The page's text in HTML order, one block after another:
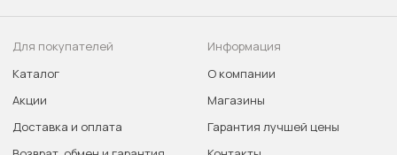
Для покупателей
Каталог
Акции
Доставка и оплата
Информация
О компании
Магазины
Гарантия лучшей цены